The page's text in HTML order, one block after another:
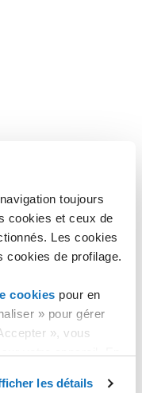
toujours
cookies et ceux de
Les cookies
cookies de profilage.
cookies pour en
» pour gérer
», vous
les détails
en sélectionnant les
mois/personnalisée) et